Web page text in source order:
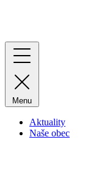
Menu
Aktuality
Naše obec